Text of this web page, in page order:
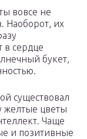
вовсе не
Наоборот, их
в сердце
букет,
существовал
желтые цветы
Чаще
и позитивные